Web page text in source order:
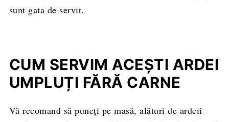
sunt gata de servit.
CUM SERVIM ACEȘTI ARDEI
UMPLUȚI FĂRĂ CARNE
Vă recomand să puneți pe masă, alături de ardeii